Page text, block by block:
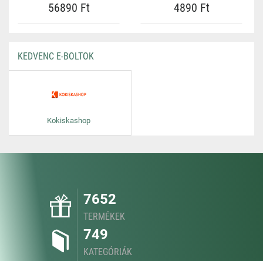
56890 Ft 4890 Ft
KEDVENC E-BOLTOK
Kokiskashop
7652
TERMÉKEK
749
KATEGÓRIÁK